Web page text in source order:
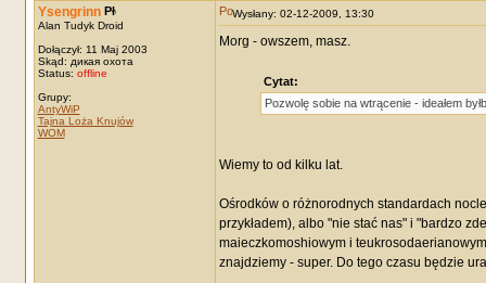
Ysengrinn
Alan Tudyk Droid
Dołączył: 11 Maj 2003
Skąd: дикая охота
Status: offline
Grupy:
AntyWiP
Tajna Loża Knujów
WOM
Wysłany: 02-12-2009, 13:30
Morg - owszem, masz.
Cytat:
Pozwolę sobie na wtrącenie - ideałem
Wiemy to od kilku lat.
Ośrodków o różnorodnych standardach
przykładem), albo "nie stać nas" i "bardzo
maieczkomoshiowym i
znajdziemy - super. Do tego czasu będzie